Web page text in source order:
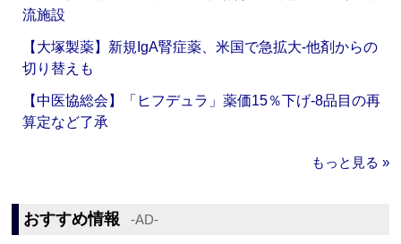
流施設
【大塚製薬】新規IgA腎症薬、米国で急拡大‐他剤からの
切り替えも
【中医協総会】「ヒフデュラ」薬価15％下げ‐8品目の再
算定など了承
もっと見る »
おすすめ情報 ‐AD‐